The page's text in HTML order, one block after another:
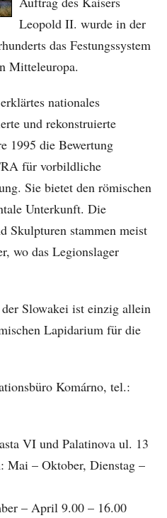
Leopold II. wurde in der
das Festungssystem
Mitteleuropa.
nationales
und rekonstruierte
1995 die Bewertung
für vorbildliche
Sie bietet den römischen
Unterkunft. Die
Skulpturen stammen meist
wo das Legionslager
Slowakei ist einzig allein
Lapidarium für die
Komárno, tel.:
VI und Palatinova ul. 13
Mai – Oktober, Dienstag –
– April 9.00 – 16.00